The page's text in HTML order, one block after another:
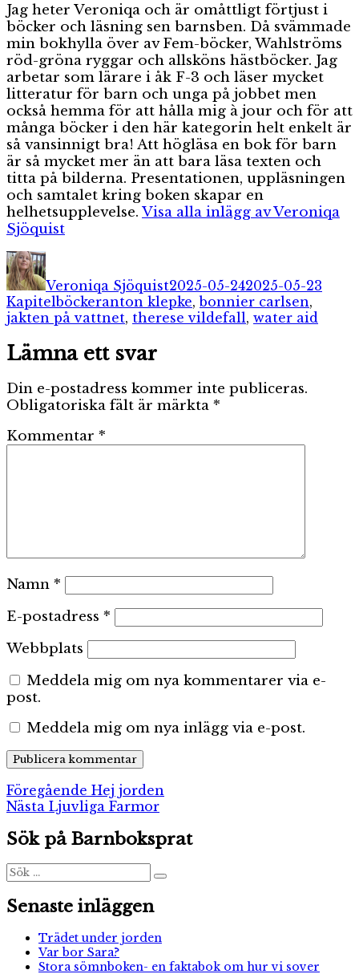
Jag heter Veroniqa och är omåttligt förtjust i
böcker och läsning sen barnsben. Då svämmade
min bokhylla över av Fem-böcker, Wahlströms
röd-gröna ryggar och allsköns hästböcker. Jag
arbetar som lärare i åk F-3 och läser mycket
litteratur för barn och unga på jobbet men
också hemma för att hålla mig à jour och för att
många böcker i den här kategorin helt enkelt är
så vansinnigt bra! Att högläsa en bok för barn
är så mycket mer än att bara läsa texten och
titta på bilderna. Presentationen, uppläsningen
och samtalet kring boken skapar en
helhetsupplevelse. Visa alla inlägg av Veroniqa
Sjöquist
Författare
Veroniqa Sjöquist2025-05-242025-05-23
KapitelböckerEtiketter
anton klepke,bonnier carlsen,
jakten på vattnet, therese vildefall, water aid
Lämna ett svar
Din e-postadress kommer inte publiceras.
Obligatoriska fält är märkta *
Kommentar *
Namn *
E-postadress *
Webbplats
Meddela mig om nya kommentarer via e-
post.
Meddela mig om nya inlägg via e-post.
Inläggsnavigering
Föregående Föregående
inlägg:
Hej jorden
Nästa Nästa
Ljuvliga Farmor
Sök på Barnboksprat
Sök
efter:
Sök
Senaste inläggen
Trädet under jorden
Var bor Sara?
Stora sömnboken- en faktabok om hur vi sover